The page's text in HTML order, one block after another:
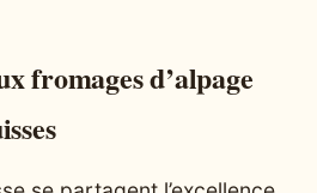
fromages d’alpage